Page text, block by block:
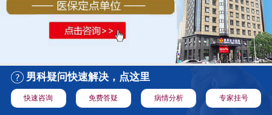
男科疑问快速解决，点这里
快速咨询 免费答疑 病情分析 专家挂号